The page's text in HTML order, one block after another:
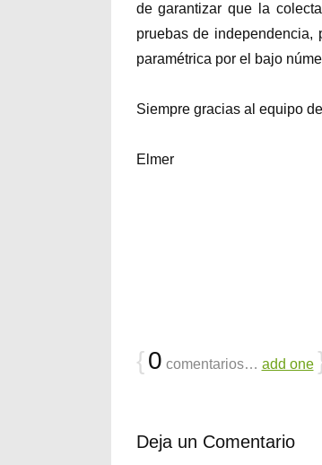
de garantizar que la
pruebas de
paramétrica por el bajo
Siempre gracias al equipo
Elmer
{0 comentarios… add one
Deja un Comentario